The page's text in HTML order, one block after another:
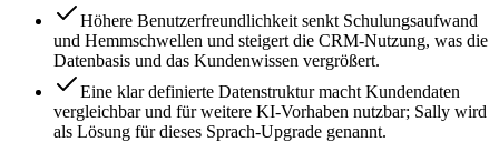
Höhere Benutzerfreundlichkeit senkt Schulungsaufwand
und Hemmschwellen und steigert die CRM-Nutzung, was die
Datenbasis und das Kundenwissen vergrößert.
Eine klar definierte Datenstruktur macht Kundendaten
vergleichbar und für weitere KI-Vorhaben nutzbar; Sally wird
als Lösung für dieses Sprach-Upgrade genannt.